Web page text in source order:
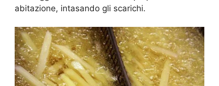
abitazione, intasando gli scarichi.